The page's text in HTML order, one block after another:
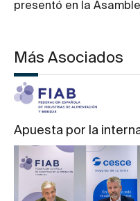
presentó en la
Más Asociados
Apuesta por la